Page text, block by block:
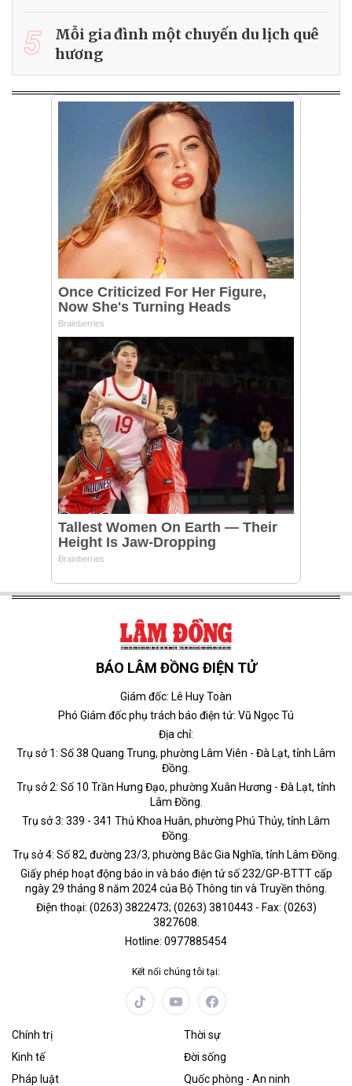
5
Mỗi gia đình một chuyến du lịch quê
hương
BÁO LÂM ĐỒNG ĐIỆN TỬ
Giám đốc: Lê Huy Toàn
Phó Giám đốc phụ trách báo điện tử: Vũ Ngọc Tú
Địa chỉ:
Trụ sở 1: Số 38 Quang Trung, phường Lâm Viên - Đà Lạt, tỉnh Lâm
Đồng.
Trụ sở 2: Số 10 Trần Hưng Đạo, phường Xuân Hương - Đà Lạt, tỉnh
Lâm Đồng.
Trụ sở 3: 339 - 341 Thủ Khoa Huân, phường Phú Thủy, tỉnh Lâm
Đồng.
Trụ sở 4: Số 82, đường 23/3, phường Bắc Gia Nghĩa, tỉnh Lâm Đồng.
Giấy phép hoạt động báo in và báo điện tử số 232/GP-BTTT cấp
ngày 29 tháng 8 năm 2024 của Bộ Thông tin và Truyền thông.
Điện thoại: (0263) 3822473; (0263) 3810443 - Fax: (0263)
3827608.
Hotline: 0977885454
Kết nối chúng tôi tại:
Chính trị
Thời sự
Kinh tế
Đời sống
Pháp luật
Quốc phòng - An ninh